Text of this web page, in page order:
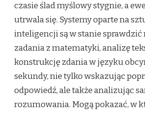
czasie ślad myślowy stygnie, a
utrwala się. Systemy oparte na
inteligencji są w stanie sprawdzić
zadania z matematyki, analizę
konstrukcję zdania w języku
sekundy, nie tylko wskazując
odpowiedź, ale także analizując
rozumowania. Mogą pokazać, w